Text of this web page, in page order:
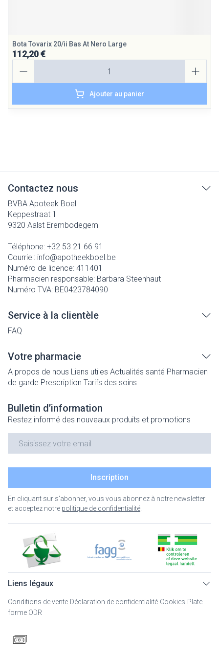
Bota Tovarix 20/ii Bas At Nero Large
112,20 €
Ajouter au panier
Contactez nous
BVBA Apoteek Boel
Keppestraat 1
9320 Aalst Erembodegem
Téléphone: +32 53 21 66 91
Courriel: info@apotheekboel.be
Numéro de licence: 411401
Pharmacien responsable: Barbara Steenhaut
Numéro TVA: BE0423784090
Service à la clientèle
FAQ
Votre pharmacie
A propos de nous Liens utiles Actualités santé Pharmacien
de garde Prescription Tarifs des soins
Bulletin d’information
Restez informé des nouveaux produits et promotions
Inscription
En cliquant sur s'abonner, vous vous abonnez à notre newsletter
et acceptez notre politique de confidentialité
Liens légaux
Conditions de vente Déclaration de confidentialité Cookies Plate-
forme ODR